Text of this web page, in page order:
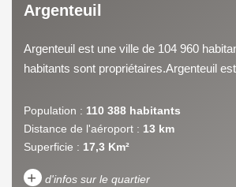
Argenteuil
Argenteuil est une ville de 104 960
habitants sont propriétaires.Argenteuil
Population : 110 388 habitants
Distance de l'aéroport : 13 km
Superficie : 17,3 Km²
+ d'infos sur le quartier